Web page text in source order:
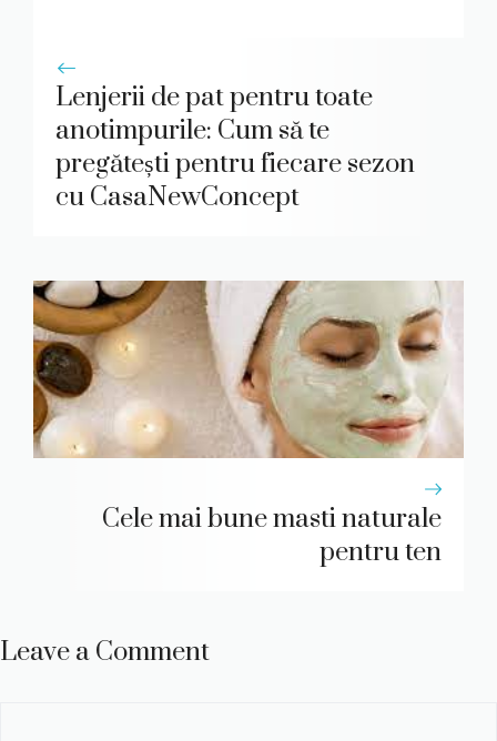
Lenjerii de pat pentru toate
anotimpurile: Cum să te
pregătești pentru fiecare sezon
cu CasaNewConcept
Cele mai bune masti naturale
pentru ten
Leave a Comment